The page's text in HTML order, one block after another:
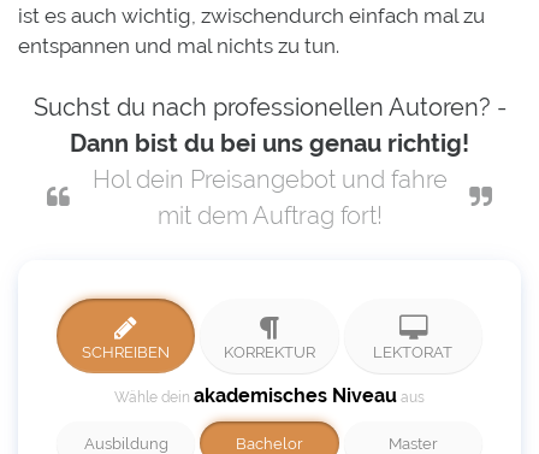
ist es auch wichtig, zwischendurch einfach mal zu
entspannen und mal nichts zu tun.
Suchst du nach professionellen Autoren? -
Dann bist du bei uns genau richtig!
Hol dein Preisangebot und fahre
mit dem Auftrag fort!
SCHREIBEN KORREKTUR LEKTORAT
Wähle dein akademisches Niveau aus
Ausbildung Bachelor Master